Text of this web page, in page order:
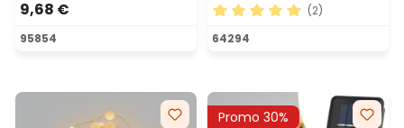
9,68 €
95854 Valutazione media di 5 su
(2)
64294
Promo 30%